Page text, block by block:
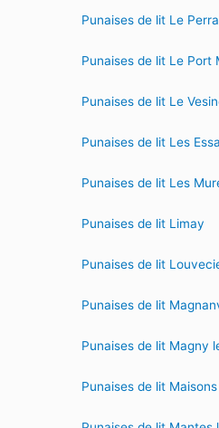
Punaises de lit Le
Punaises de lit Le Port
Punaises de lit Le
Punaises de lit Les
Punaises de lit Les
Punaises de lit Limay
Punaises de lit
Punaises de lit
Punaises de lit Magny
Punaises de lit